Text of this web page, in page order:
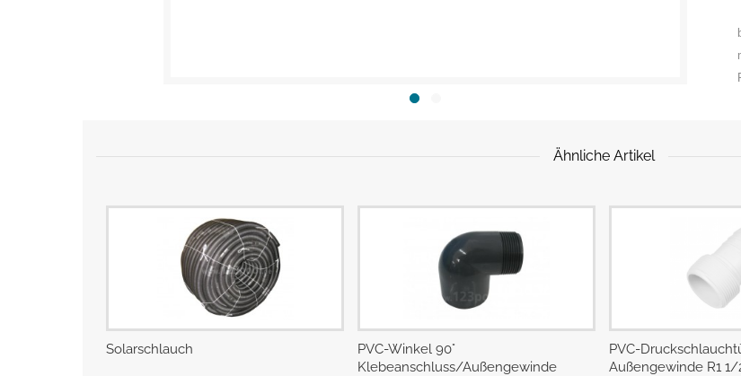
Ähnliche Artikel
Solarschlauch
PVC-Winkel 90°
Klebeanschluss/Außengewinde
PVC-
Außengewinde R1 1/